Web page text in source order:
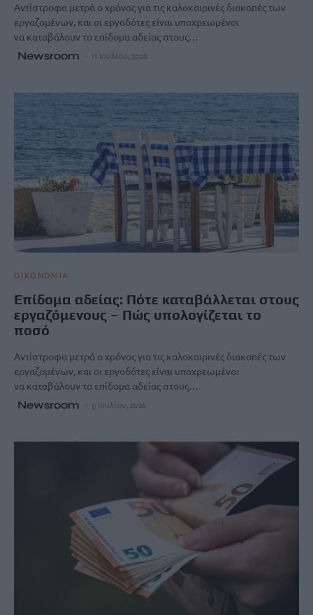
Αντίστροφα μετρά ο χρόνος για τις καλοκαιρινές διακοπές των
εργαζομένων, και οι εργοδότες είναι υποχρεωμένοι
να καταβάλουν το επίδομα αδείας στους…
Newsroom 11 Ιουλίου, 2026
ΟΙΚΟΝΟΜΙΑ
Επίδομα αδείας: Πότε καταβάλλεται στους
εργαζόμενους – Πώς υπολογίζεται το
ποσό
Αντίστροφα μετρά ο χρόνος για τις καλοκαιρινές διακοπές των
εργαζομένων, και οι εργοδότες είναι υποχρεωμένοι
να καταβάλουν το επίδομα αδείας στους…
Newsroom 5 Ιουλίου, 2026